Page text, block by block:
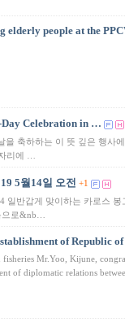
elderly people at the
Day Celebration in …
을 축하하는 이 뜻 깊은 행사
리에 …
5월14일 오전 +1
일반갑게 맞이하는 카로스
로&nb…
of Republic
fisheries Mr.Yoo, Kijune,
of diplomatic relations